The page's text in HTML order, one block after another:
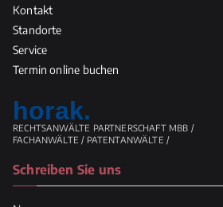
Kontakt
Standorte
Service
Termin online buchen
horak.
RECHTSANWÄLTE PARTNERSCHAFT MBB /
FACHANWÄLTE / PATENTANWÄLTE /
Schreiben Sie uns